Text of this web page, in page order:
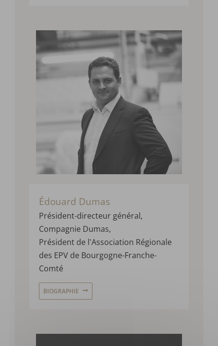
Édouard Dumas
Président-directeur général,
Compagnie Dumas,
Président de l'Association Régionale
des EPV de Bourgogne-Franche-
Comté
BIOGRAPHIE